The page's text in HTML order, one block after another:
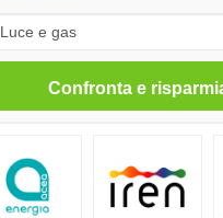
Confronta e